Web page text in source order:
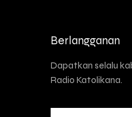
Berlangganan
Dapatkan selalu
Radio Katolikana.